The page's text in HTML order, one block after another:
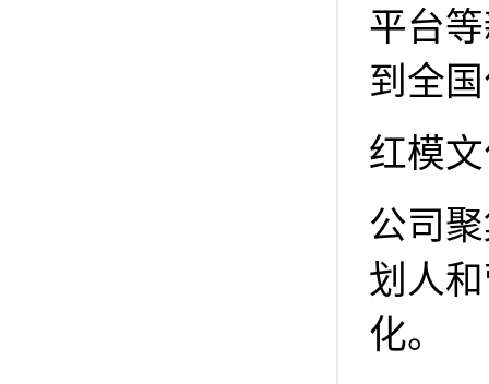
平台
到全
红模
公司
划人
化。